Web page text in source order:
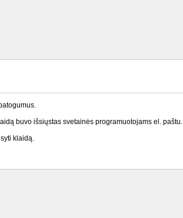
buvo išsiųstas svetainės programuotojams el. paštu.
klaidą.